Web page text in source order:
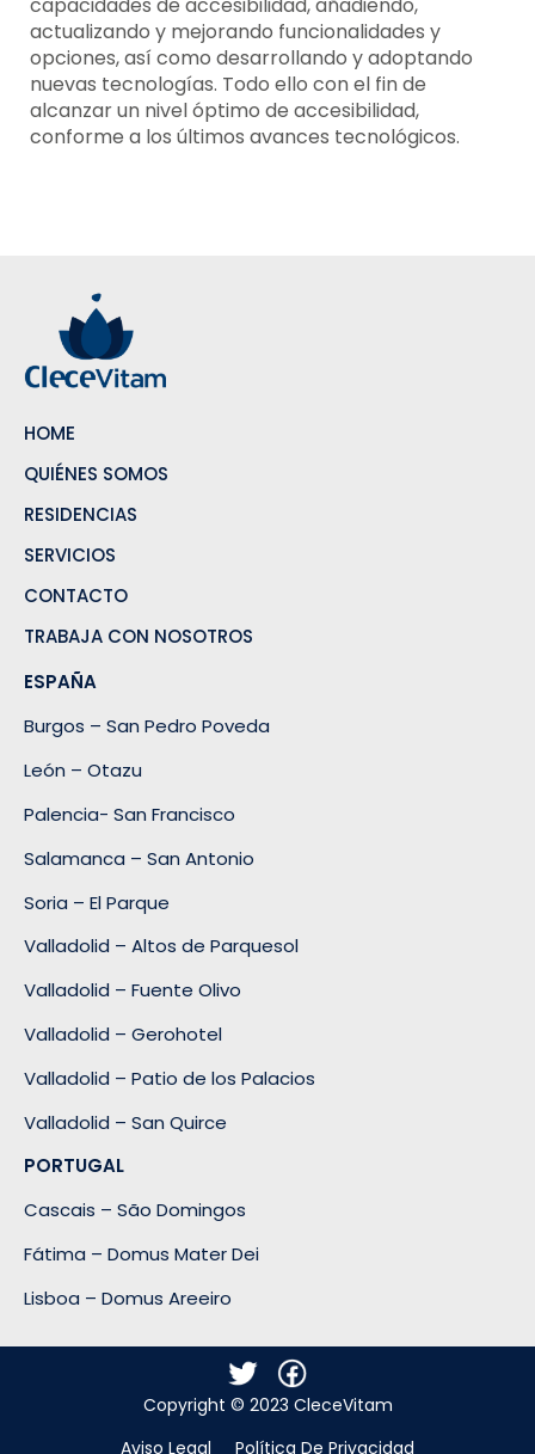
capacidades de accesibilidad, añadiendo,
actualizando y mejorando funcionalidades y
opciones, así como desarrollando y adoptando
nuevas tecnologías. Todo ello con el fin de
alcanzar un nivel óptimo de accesibilidad,
conforme a los últimos avances tecnológicos.
HOME
QUIÉNES SOMOS
RESIDENCIAS
SERVICIOS
CONTACTO
TRABAJA CON NOSOTROS
ESPAÑA
Burgos – San Pedro Poveda
León – Otazu
Palencia- San Francisco
Salamanca – San Antonio
Soria – El Parque
Valladolid – Altos de Parquesol
Valladolid – Fuente Olivo
Valladolid – Gerohotel
Valladolid – Patio de los Palacios
Valladolid – San Quirce
PORTUGAL
Cascais – São Domingos
Fátima – Domus Mater Dei
Lisboa – Domus Areeiro
Copyright © 2023 CleceVitam
Aviso Legal
Política De Privacidad